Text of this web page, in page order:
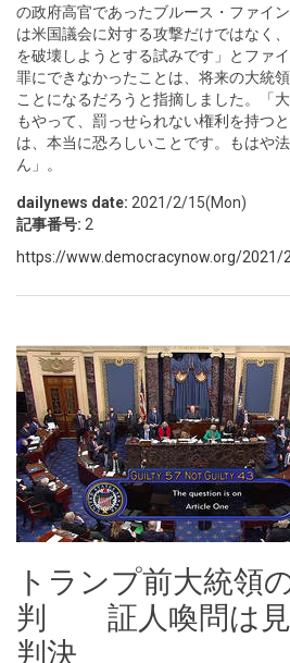
の政府高官であったブルース・ファイ
は米国議会に対する攻撃だけではなく
を破壊しようとする試みです」とファ
罪にできなかったことは、将来の大統
ことになるだろうと指摘しました。「
もやって、罰っせられない権利を持つ
は、本当に恐ろしいことです。もはや
ん」。
dailynews date: 2021/2/15(Mon)
記事番号: 2
https://www.democracynow.org/
トランプ前大統領
判 証人喚問は見
判決